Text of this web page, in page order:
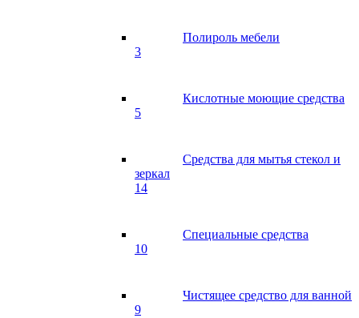
Полироль мебели
3
Кислотные моющие средства
5
Средства для мытья стекол и
зеркал
14
Специальные средства
10
Чистящее средство для ванной
9